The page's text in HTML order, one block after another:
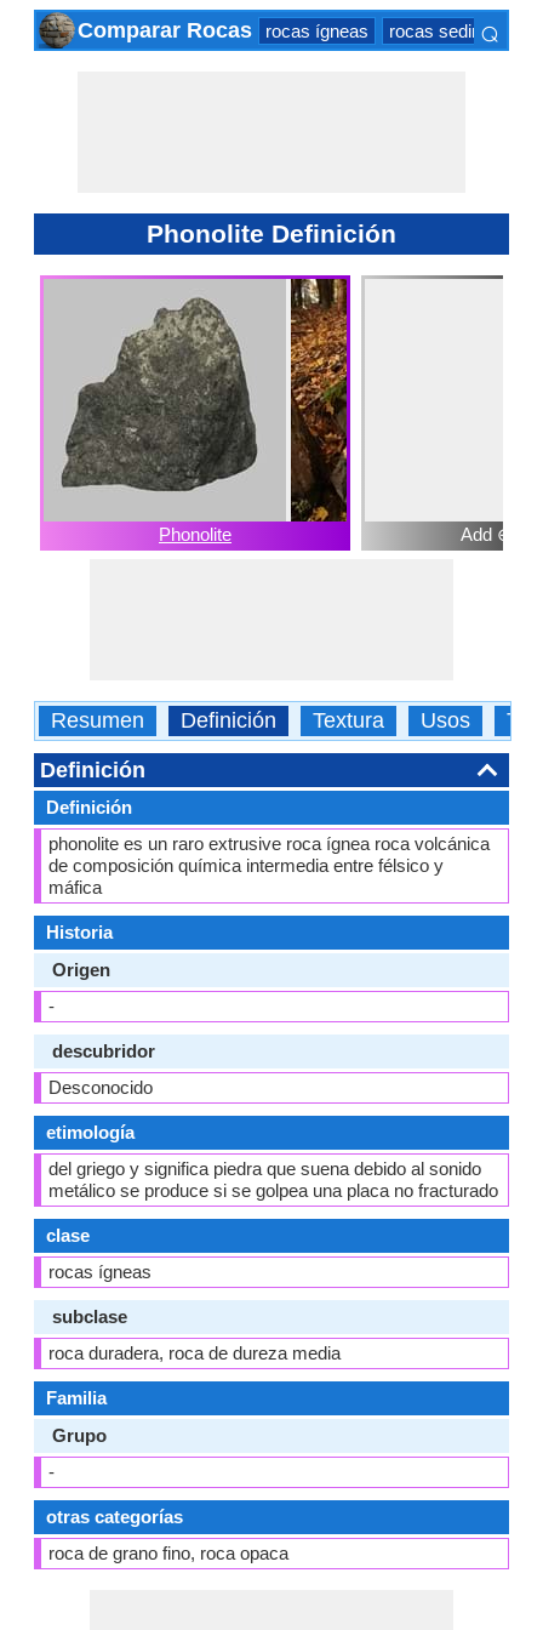
Comparar Rocas rocas ígneas rocas ⌕
Phonolite Definición
Phonolite Add ⊕
Resumen Definición Textura Usos
Definición
Definición
phonolite es un raro extrusive roca ígnea roca volcánica
de composición química intermedia entre félsico y
máfica
Historia
Origen
-
descubridor
Desconocido
etimología
del griego y significa piedra que suena debido al sonido
metálico se produce si se golpea una placa no fracturado
clase
rocas ígneas
subclase
roca duradera, roca de dureza media
Familia
Grupo
-
otras categorías
roca de grano fino, roca opaca